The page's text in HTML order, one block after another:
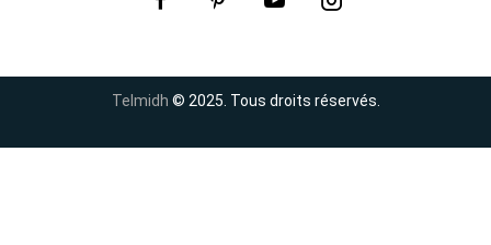
Telmidh © 2025. Tous droits réservés.